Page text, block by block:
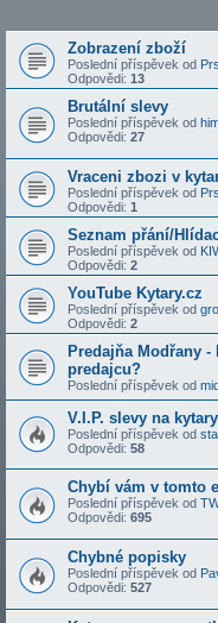
Zobrazení zboží
Poslední příspěvek od
Odpovědi: 13
Brutální slevy
Poslední příspěvek od
Odpovědi: 27
Vraceni zbozi v
Poslední příspěvek od
Odpovědi: 1
Seznam přání/
Poslední příspěvek od
Odpovědi: 2
YouTube Kytary.cz
Poslední příspěvek od
Odpovědi: 2
Predajňa Modřany
predajcu?
Poslední příspěvek od
V.I.P. slevy na
Poslední příspěvek od
Odpovědi: 58
Chybí vám v tomto
Poslední příspěvek od
Odpovědi: 695
Chybné popisky
Poslední příspěvek od
Odpovědi: 527